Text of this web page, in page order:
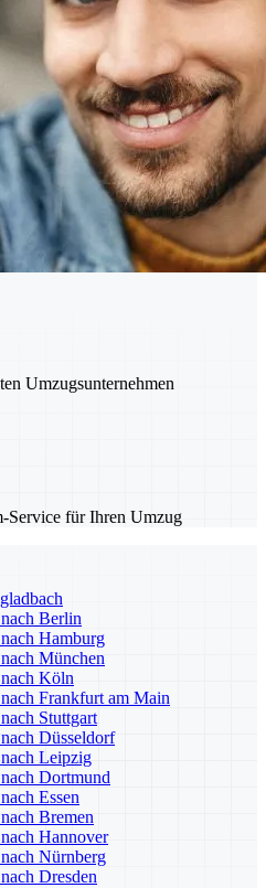
Umzugsunternehmen
Service für Ihren Umzug
Berlin
Hamburg
München
Köln
Frankfurt am Main
Stuttgart
Düsseldorf
Leipzig
Dortmund
Essen
Bremen
Hannover
Nürnberg
Dresden